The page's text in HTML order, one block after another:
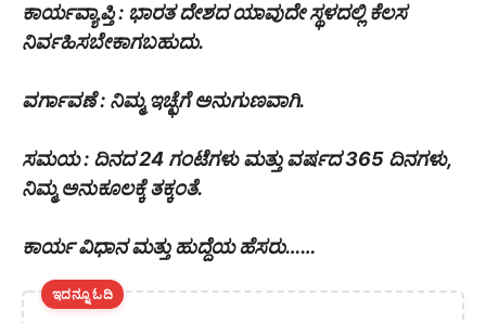
ಕಾರ್ಯವ್ಯಾಪ್ತಿ : ಭಾರತ ದೇಶದ ಯಾವುದೇ ಸ್ಥಳದಲ್ಲಿ ಕೆಲಸ
ನಿರ್ವಹಿಸಬೇಕಾಗಬಹುದು.
ವರ್ಗಾವಣೆ : ನಿಮ್ಮ ಇಚ್ಛೆಗೆ ಅನುಗುಣವಾಗಿ.
ಸಮಯ : ದಿನದ 24 ಗಂಟೆಗಳು ಮತ್ತು ವರ್ಷದ 365 ದಿನಗಳು,
ನಿಮ್ಮ ಅನುಕೂಲಕ್ಕೆ ತಕ್ಕಂತೆ.
ಕಾರ್ಯ ವಿಧಾನ ಮತ್ತು ಹುದ್ದೆಯ ಹೆಸರು……
ಇದನ್ನೂ ಓದಿ